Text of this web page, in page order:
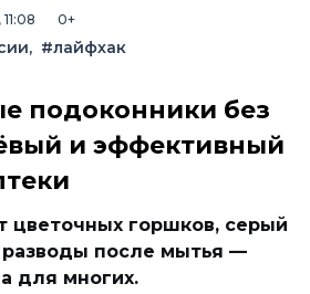
0+
#лайфхак
подоконники без
и эффективный
цветочных горшков, серый
после мытья —
для многих.